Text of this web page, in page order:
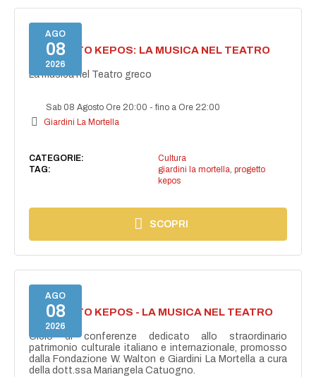
AGO
08
2026
PROGETTO KEPOS: LA MUSICA NEL TEATRO
GRECO
La musica nel Teatro greco
Sab 08 Agosto Ore 20:00 -fino a Ore 22:00
Giardini La Mortella
CATEGORIE:
Cultura
TAG:
giardini la mortella progetto
kepos
SCOPRI
AGO
08
2026
PROGETTO KEPOS - LA MUSICA NEL TEATRO
GRECO
Ciclo di conferenze dedicato allo straordinario
patrimonio culturale italiano e internazionale, promosso
dalla Fondazione W. Walton e Giardini La Mortella a cura
della dott.ssa Mariangela Catuogno.